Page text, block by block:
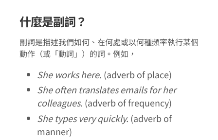
什麼是副詞？
副詞是描述我們如何、在何處或以何種頻率執行某個
動作（或「動詞」）的詞。例如，
She works here. (adverb of place)
She often translates emails for her
colleagues. (adverb of frequency)
She types very quickly. (adverb of
manner)